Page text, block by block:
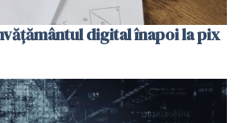
digital înapoi la pix